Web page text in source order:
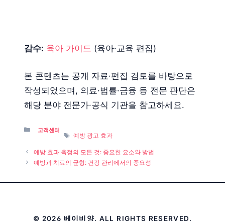
감수: 육아 가이드 (육아·교육 편집)
본 콘텐츠는 공개 자료·편집 검토를 바탕으로
작성되었으며, 의료·법률·금융 등 전문 판단은
해당 분야 전문가·공식 기관을 참고하세요.
Categories
고객센터
Tags
예방 광고 효과
예방 효과 측정의 모든 것: 중요한 요소와 방법
예방과 치료의 균형: 건강 관리에서의 중요성
© 2026 베이비양. ALL RIGHTS RESERVED.